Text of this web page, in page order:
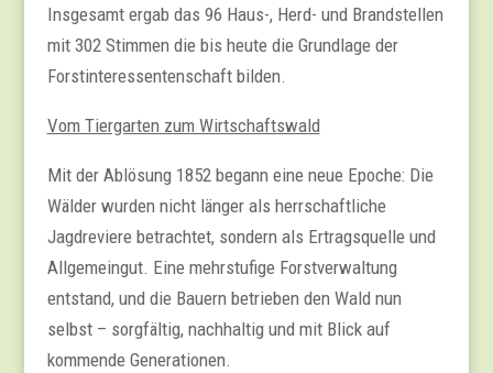
Insgesamt ergab das 96 Haus-, Herd- und Brandstellen
mit 302 Stimmen die bis heute die Grundlage der
Forstinteressentenschaft bilden.
Vom Tiergarten zum Wirtschaftswald
Mit der Ablösung 1852 begann eine neue Epoche: Die
Wälder wurden nicht länger als herrschaftliche
Jagdreviere betrachtet, sondern als Ertragsquelle und
Allgemeingut. Eine mehrstufige Forstverwaltung
entstand, und die Bauern betrieben den Wald nun
selbst – sorgfältig, nachhaltig und mit Blick auf
kommende Generationen.